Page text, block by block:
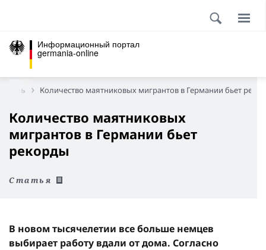
Информационный портал
germania-online
Количество маятниковых мигрантов в Германии бьет
Количество маятниковых
мигрантов в Германии бьет
рекорды
Статья
В новом тысячелетии все больше немцев
выбирает работу вдали от дома. Согласно